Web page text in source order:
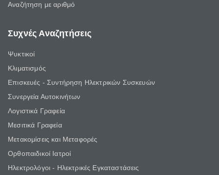
Αναζήτηση με αριθμό
Συχνές Αναζητήσεις
Ψυκτικοί
Κλιματισμός
Επισκευές - Συντήρηση Ηλεκτρικών Συσκευών
Συνεργεία Αυτοκινήτων
Λογιστικά Γραφεία
Μεσιτικά Γραφεία
Μετακομίσεις και Μεταφορές
Ορθοπαιδικοί Ιατροί
Ηλεκτρολόγοι - Ηλεκτρικές Εγκαταστάσεις